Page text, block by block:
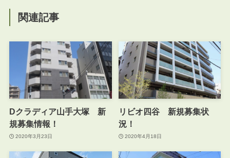
関連記事
Dクラディア山手大塚 新
規募集情報！
2020年3月23日
リビオ四谷 新規募集状
況！
2020年4月18日